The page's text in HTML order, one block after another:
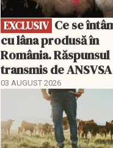
EXCLUSIV
cu lâna produsă în
România. Răspunsul
transmis de ANSVSA
03 AUGUST 2026